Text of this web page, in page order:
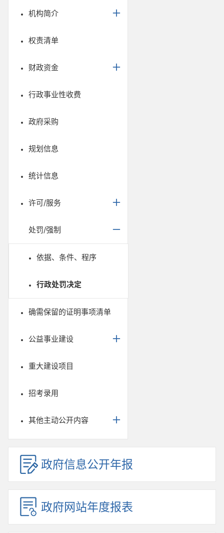
机构简介
权责清单
财政资金
行政事业性收费
政府采购
规划信息
统计信息
许可/服务
处罚/强制
依据、条件、程序
行政处罚决定
确需保留的证明事项清单
公益事业建设
重大建设项目
招考录用
其他主动公开内容
政府信息公开年报
政府网站年度报表